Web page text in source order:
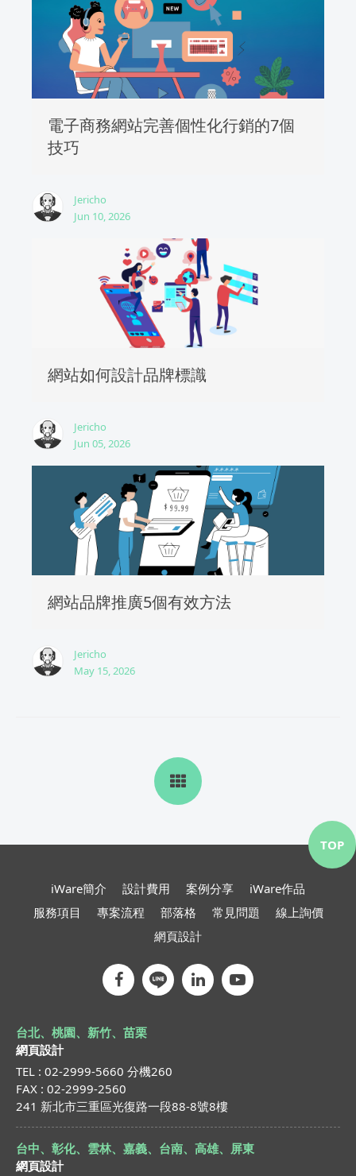
電子商務網站完善個性化行銷的7個
技巧
Jericho
Jun 10, 2026
網站如何設計品牌標識
Jericho
Jun 05, 2026
網站品牌推廣5個有效方法
Jericho
May 15, 2026
iWare簡介 設計費用 案例分享
iWare作品
服務項目
專案流程 部落格 常見問題
線上詢價
網頁設計
台北、桃園、新竹、苗栗
網頁設計
TEL : 02-2999-5660 分機260
FAX : 02-2999-2560
241 新北市三重區光復路一段88-8號8樓
台中、彰化、雲林、嘉義、台南、高雄、屏東
網頁設計
TOP